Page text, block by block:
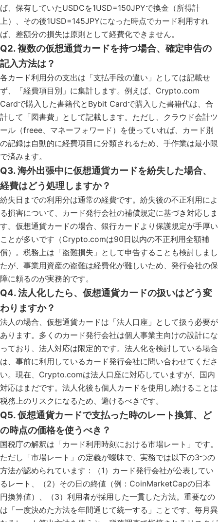
ば、保有していたUSDCを1USD=150JPYで換金（所得計
上）、その後1USD=145JPYになった時点でカード利用すれ
ば、差額分の損失は原則として経費化できません。
Q2. 複数の仮想通貨カードを持つ場合、確定申告の
記入方法は？
各カード利用分の支出は「支払手段の違い」としては記載せ
ず、「経費項目別」に集計します。例えば、Crypto.com
Cardで購入した書籍代とBybit Cardで購入した書籍代は、合
計して「図書費」として記載します。ただし、クラウド会計ツ
ール（freee、マネーフォワード）を使っていれば、カード別
の記録は自動的に経費項目に分類されるため、手作業は最小限
で済みます。
Q3. 海外出張中に仮想通貨カードを紛失した場合、
経費はどう処理しますか？
紛失日までの利用分は通常の経費です。紛失後の不正利用によ
る損害について、カード発行会社の補償規定に基づき対応しま
す。仮想通貨カードの場合、銀行カードより保護規定が手厚い
ことが多いです（Crypto.comは90日以内の不正利用全額補
償）。税務上は「盗難損失」として申告することも検討しまし
たが、事業用資産の盗難は経費化が難しいため、発行会社の保
障に頼るのが実務的です。
Q4. 法人化したら、仮想通貨カードの扱いはどう変
わりますか？
法人の場合、仮想通貨カードは「法人口座」として扱う必要が
あります。多くのカード発行会社は個人事業主向けの設計にな
っており、法人対応は限定的です。法人化を検討している場合
は、事前に利用しているカード発行会社に問い合わせてくださ
い。現在、Crypto.comは法人口座に対応していますが、国内
対応はまだです。法人化後も個人カードを使用し続けることは
税務上のリスクになるため、避けるべきです。
Q5. 仮想通貨カードで支払った時のレート換算、ど
の時点の価格を使うべき？
国税庁の解釈は「カード利用時刻における市場レート」です。
ただし「市場レート」の定義が曖昧で、実務では以下の3つの
方法が認められています：（1）カード発行会社が公表してい
るレート、（2）その日の終値（例：CoinMarketCapの日本
円換算値）、（3）利用者が採用した一貫した方法。重要なの
は「一度決めた方法を年間通じて統一する」ことです。毎月異